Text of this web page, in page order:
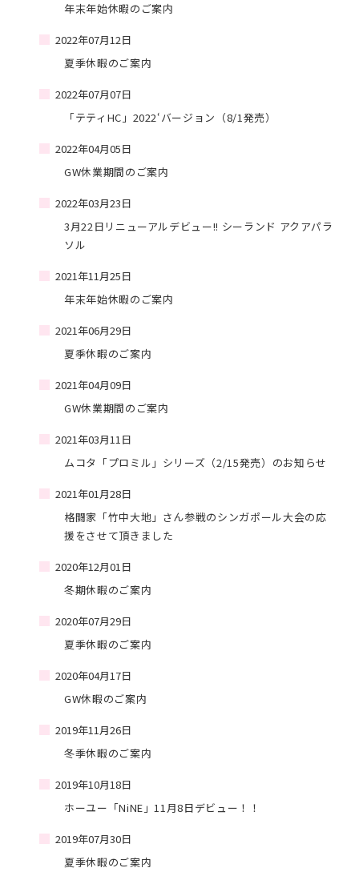
年末年始休暇のご案内
2022年07月12日
夏季休暇のご案内
2022年07月07日
「テティHC」2022‘バージョン（8/1発売）
2022年04月05日
GW休業期間のご案内
2022年03月23日
3月22日リニューアルデビュー!! シーランド アクアパラ
ソル
2021年11月25日
年末年始休暇のご案内
2021年06月29日
夏季休暇のご案内
2021年04月09日
GW休業期間のご案内
2021年03月11日
ムコタ「プロミル」シリーズ（2/15発売）のお知らせ
2021年01月28日
格闘家「竹中大地」さん参戦のシンガポール大会の応
援をさせて頂きました
2020年12月01日
冬期休暇のご案内
2020年07月29日
夏季休暇のご案内
2020年04月17日
GW休暇のご案内
2019年11月26日
冬季休暇のご案内
2019年10月18日
ホーユー「NiNE」11月8日デビュー！！
2019年07月30日
夏季休暇のご案内